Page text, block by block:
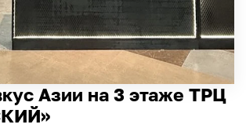
Азии на 3 этаже ТРЦ